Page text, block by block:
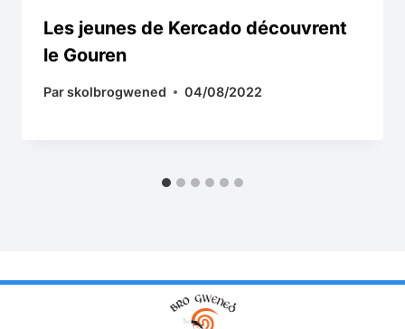
Les jeunes de Kercado découvrent
le Gouren
Parskolbrogwened 04/08/2022